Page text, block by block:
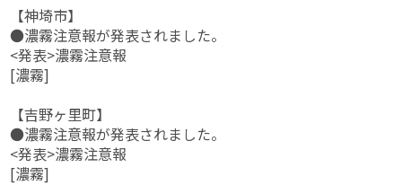
【神埼市】
●濃霧注意報が発表されました。
<発表>濃霧注意報
[濃霧]
【吉野ヶ里町】
●濃霧注意報が発表されました。
<発表>濃霧注意報
[濃霧]